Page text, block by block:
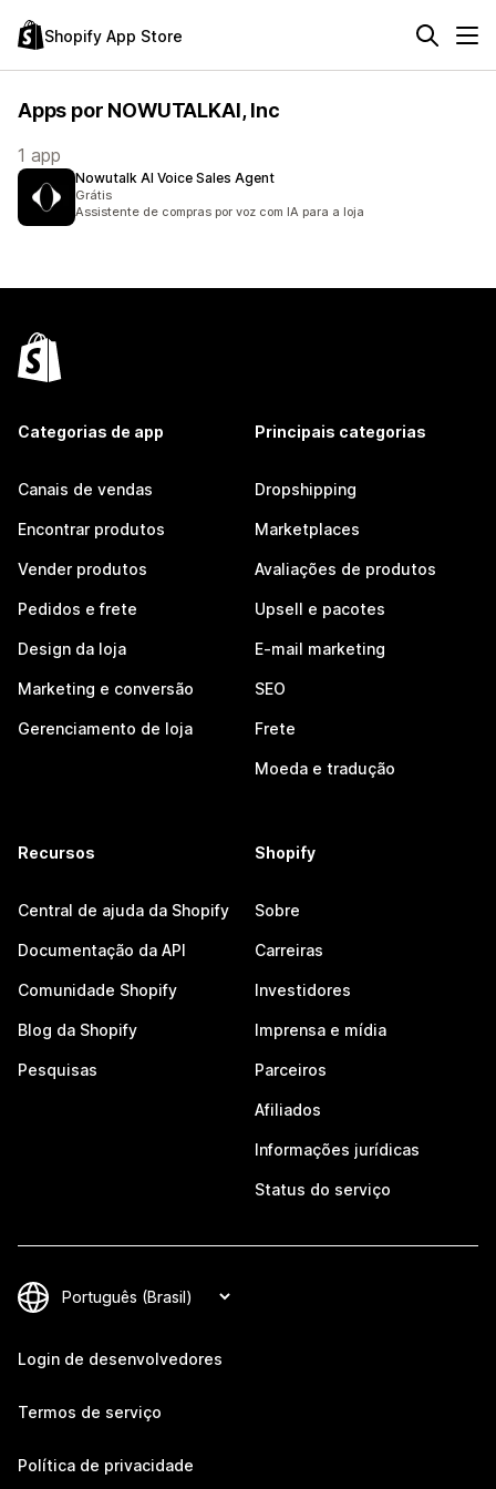
Shopify App Store
Apps por NOWUTALKAI, Inc
1 app
Nowutalk AI Voice Sales Agent
Grátis
Assistente de compras por voz com IA para a loja
Categorias de app
Canais de vendas
Encontrar produtos
Vender produtos
Pedidos e frete
Design da loja
Marketing e conversão
Gerenciamento de loja
Principais categorias
Dropshipping
Marketplaces
Avaliações de produtos
Upsell e pacotes
E-mail marketing
SEO
Frete
Moeda e tradução
Recursos
Central de ajuda da Shopify
Documentação da API
Comunidade Shopify
Blog da Shopify
Pesquisas
Shopify
Sobre
Carreiras
Investidores
Imprensa e mídia
Parceiros
Afiliados
Informações jurídicas
Status do serviço
Login de desenvolvedores
Termos de serviço
Política de privacidade